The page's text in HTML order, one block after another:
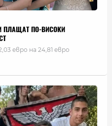
ПЛАЩАТ ПО-ВИСОКИ
евро на 24,81 евро